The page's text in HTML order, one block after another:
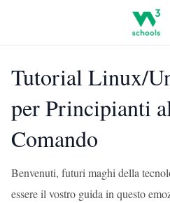
Tutorial Linux/
per Principianti
Comando
Benvenuti, futuri maghi della
essere il vostro guida in questo